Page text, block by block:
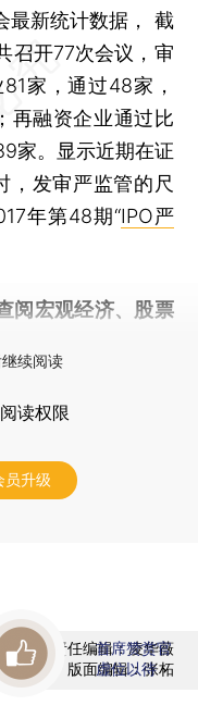
最新统计数据， 截
召开77次会议，审
家，通过48家，
再融资企业通过比
家。显示近期在证
，发审严监管的尺
年第48期“IPO严
阅宏观经济、股票
续阅读
读权限
员升级
责任编辑：凌华薇
版面编辑：张柘
首席赞赏官
虚位以待